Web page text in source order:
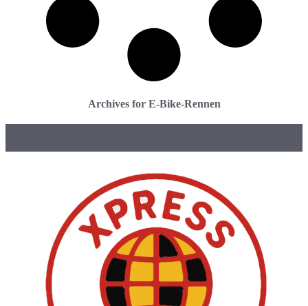
Archives for E-Bike-Rennen